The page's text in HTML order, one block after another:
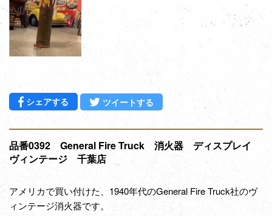
シェアする Facebookでシェアする
ツイートする
品番0392 General Fire Truck 消火器 ディスプレイ
ヴィンテージ 千葉店
アメリカで買い付けた、1940年代のGeneral Fire Truck社のヴ
ィンテージ消火器です。